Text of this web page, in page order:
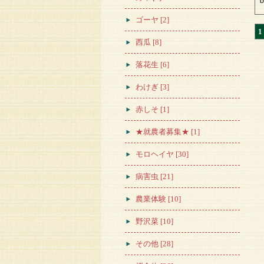
1
ゴーヤ [2]
西瓜 [8]
落花生 [6]
わけぎ [3]
赤しそ [1]
★就農者募集★ [1]
モロヘイヤ [30]
病害虫 [21]
農業体験 [10]
野沢菜 [10]
その他 [28]